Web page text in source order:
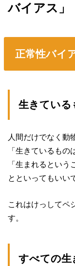
バイアス」
正常性バイ
生きている
人間だけでなく動
「生きているもの
「生まれるとい
とといってもいい
これはけっしてペ
す。
すべての生